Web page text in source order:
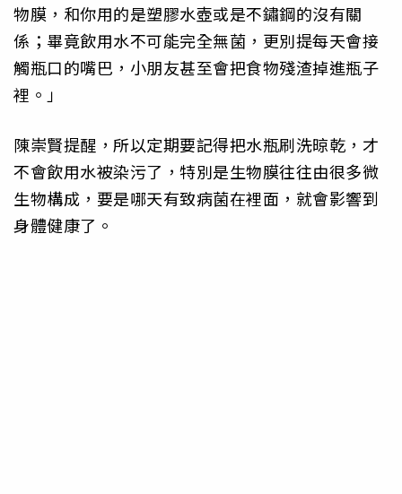
物膜，和你用的是塑膠水壺或是不鏽鋼的沒有關
係；畢竟飲用水不可能完全無菌，更別提每天會接
觸瓶口的嘴巴，小朋友甚至會把食物殘渣掉進瓶子
裡。」
陳崇賢提醒，所以定期要記得把水瓶刷洗晾乾，才
不會飲用水被染污了，特別是生物膜往往由很多微
生物構成，要是哪天有致病菌在裡面，就會影響到
身體健康了。